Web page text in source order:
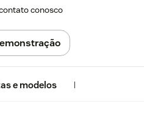
conosco
e modelos Insights da